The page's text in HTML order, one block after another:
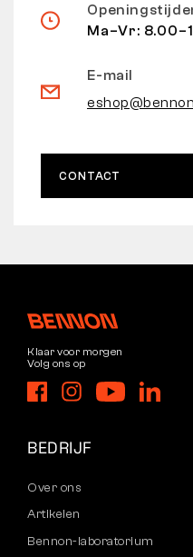
Ma–Vr:
E-mail
CONTACT
Klaar voor morgen
Volg ons op
BEDRIJF
Over ons
Artikelen
Bennon-laboratorium